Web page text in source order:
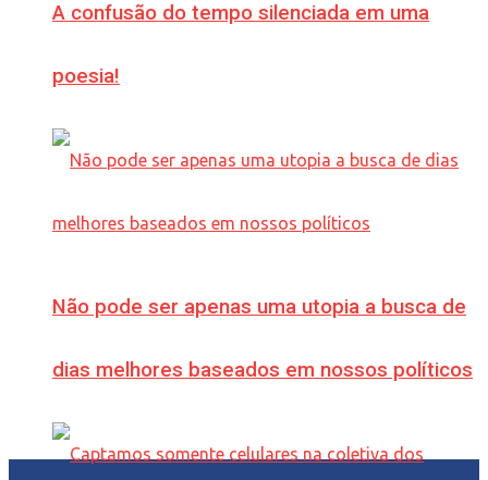
A confusão do tempo silenciada em uma
poesia!
Não pode ser apenas uma utopia a busca de
dias melhores baseados em nossos políticos